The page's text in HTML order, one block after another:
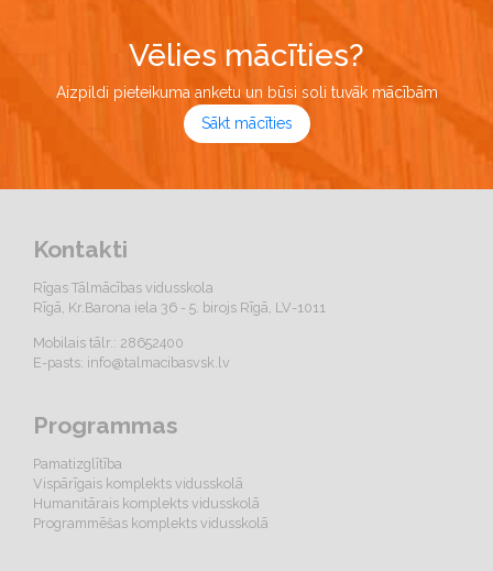
Vēlies mācīties?
Aizpildi pieteikuma anketu un būsi soli tuvāk mācībām
Sākt mācīties
Kontakti
Rīgas Tālmācības vidusskola
Rīgā, Kr.Barona iela 36 - 5. birojs Rīgā, LV-1011
Mobilais tālr.: 28652400
E-pasts: info@talmacibasvsk.lv
Programmas
Pamatizglītība
Vispārīgais komplekts vidusskolā
Humanitārais komplekts vidusskolā
Programmēšas komplekts vidusskolā